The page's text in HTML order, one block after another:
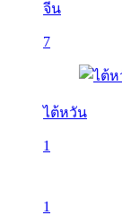
จีน
7
ไต้หวัน
1
1